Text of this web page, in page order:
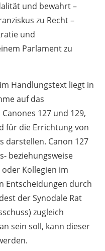
und bewahrt –
zu Recht –
und
Parlament zu
Handlungstext liegt in
auf das
127 und 129,
für die Errichtung von
darstellen. Canon 127
beziehungsweise
Kollegien im
Entscheidungen durch
der Synodale Rat
zugleich
sein soll, kann dieser